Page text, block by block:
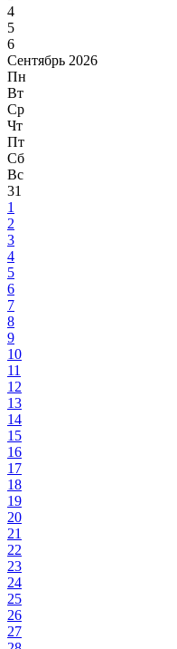
4
5
6
Сентябрь 2026
Пн
Вт
Ср
Чт
Пт
Сб
Вс
31
1
2
3
4
5
6
7
8
9
10
11
12
13
14
15
16
17
18
19
20
21
22
23
24
25
26
27